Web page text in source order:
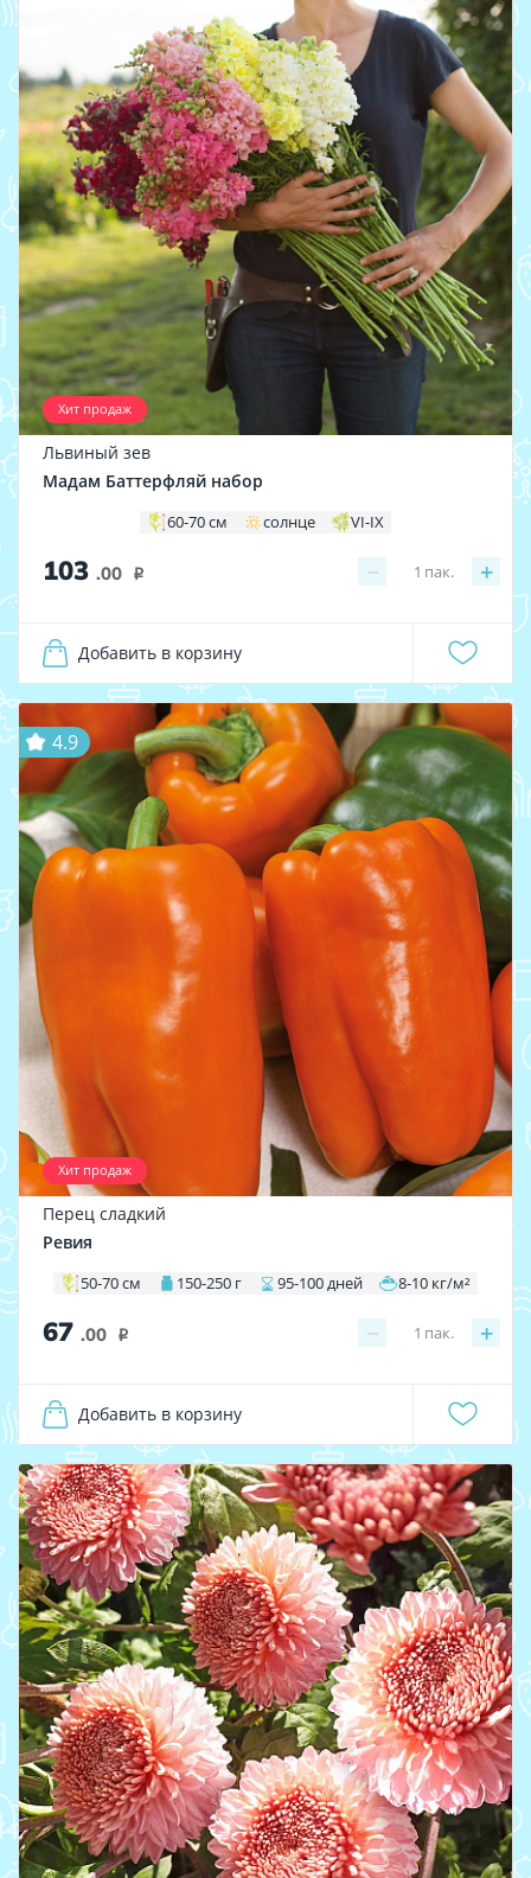
Хит продаж
Львиный зев
Мадам Баттерфляй набор
60-70 см солнце VI-IX
103 .00 i − +
1 пак.
Добавить в корзину
Хит продаж
4.9
Перец сладкий
Ревия
50-70 см 150-250 г 95-100 дней 8-10 кг/м²
67 .00 i − +
1 пак.
Добавить в корзину